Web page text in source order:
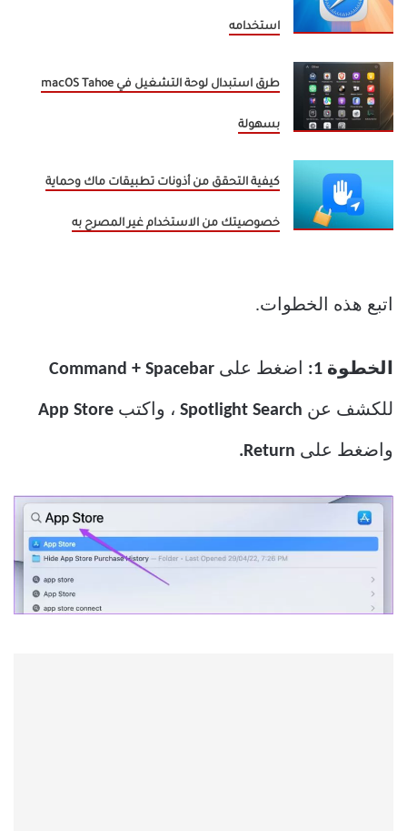
استخدامه
طرق استبدال لوحة التشغيل في macOS Tahoe
بسهولة
كيفية التحقق من أذونات تطبيقات ماك وحماية
خصوصيتك من الاستخدام غير المصرح به
اتبع هذه الخطوات.
الخطوة 1: اضغط على Command + Spacebar
للكشف عن ، واكتب App Store
واضغط على Return.